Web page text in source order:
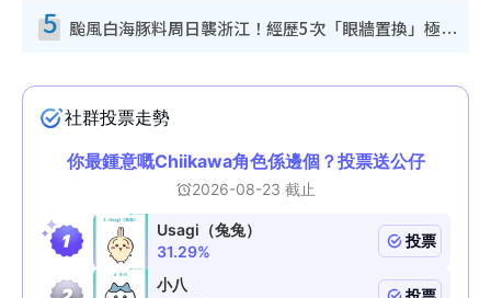
5 颱風白海豚料周日襲浙江！經歷5次「眼牆置換」極罕見 成登陸內地最長途颱風